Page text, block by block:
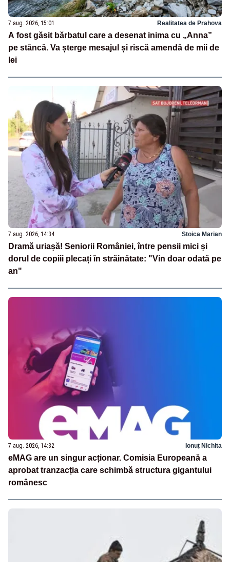
7 aug. 2026, 15:01 Realitatea de Prahova
A fost găsit bărbatul care a desenat inima cu „Anna”
pe stâncă. Va șterge mesajul și riscă amendă de mii de
lei
7 aug. 2026, 14:34 Stoica Marian
Dramă uriașă! Seniorii României, între pensii mici și
dorul de copiii plecați în străinătate: "Vin doar odată pe
an"
7 aug. 2026, 14:32 Ionuț Nichita
eMAG are un singur acționar. Comisia Europeană a
aprobat tranzacția care schimbă structura gigantului
românesc